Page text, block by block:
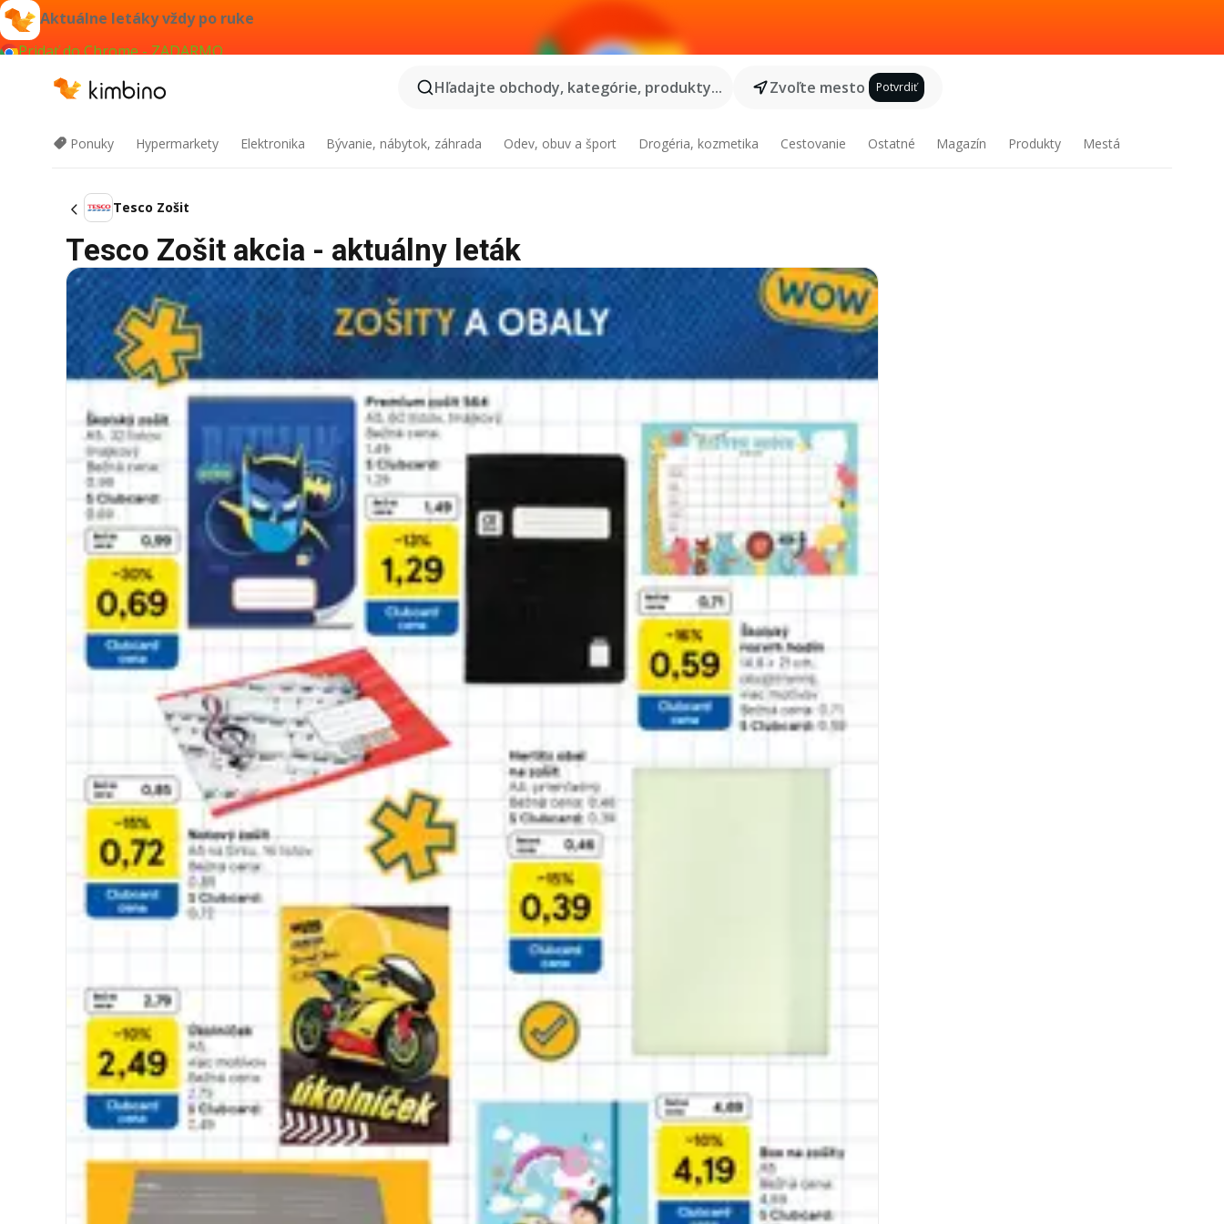
Aktuálne letáky vždy po ruke
Pridať do Chrome - ZADARMO
Hľadajte obchody, kategórie, produkty...
Zvoľte mesto Potvrdiť
Ponuky Hypermarkety Elektronika Bývanie, nábytok, záhrada Odev, obuv a šport Drogéria, kozmetika Cestovanie Ostatné Magazín Produkty Mestá
Tesco Zošit
Tesco Zošit akcia - aktuálny leták